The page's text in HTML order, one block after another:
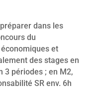
dans les
du
économiques et
des stages en
3 périodes ; en M2,
SR env. 6h